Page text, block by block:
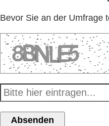
Bevor Sie an der Umfrage